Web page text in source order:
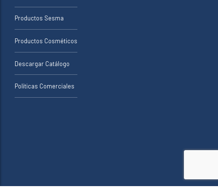
Productos Sesma
Productos Cosméticos
Descargar Catálogo
Políticas Comerciales